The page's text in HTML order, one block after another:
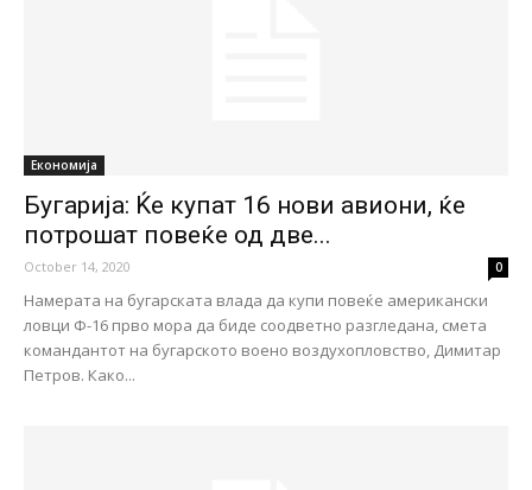
Економија
Бугарија: Ќе купат 16 нови авиони, ќе
потрошат повеќе од две...
October 14, 2020 0
Намерата на бугарската влада да купи повеќе американски
ловци Ф-16 прво мора да биде соодветно разгледана, смета
командантот на бугарското воено воздухопловство, Димитар
Петров. Како...